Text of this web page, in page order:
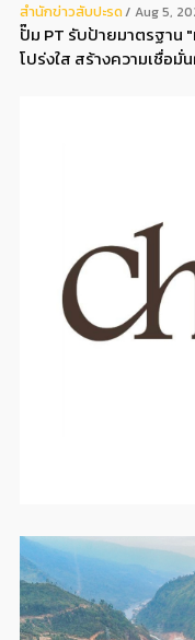
สํานักข่าวสับปะรด Aug 5,
ปั๊ม PT รับป้ายมาตรฐาน
โปร่งใส สร้างความเชื่อมั่